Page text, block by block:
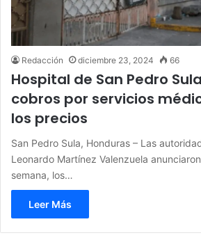
Redacción diciembre 23, 2024 66
Hospital de San Pedro
cobros por servicios
los precios
San Pedro Sula, Honduras – Las
Leonardo Martínez Valenzuela
semana, los…
Leer Más